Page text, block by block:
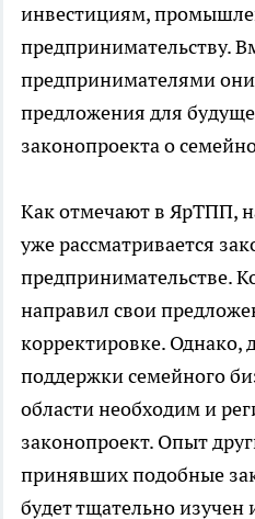
инвестициям,
предпринимательству.
предпринимателями они
предложения для
законопроекта о
Как отмечают в ЯрТПП,
уже рассматривается
предпринимательстве.
направил свои
корректировке. Однако,
поддержки семейного
области необходим и
законопроект. Опыт
принявших подобные
будет тщательно изучен